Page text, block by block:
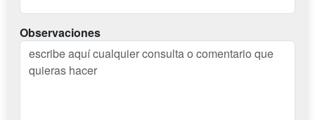
Observaciones